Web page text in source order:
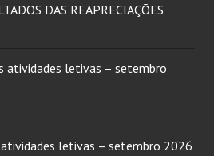
DAS REAPRECIAÇÕES
atividades letivas – setembro
letivas – setembro 2026